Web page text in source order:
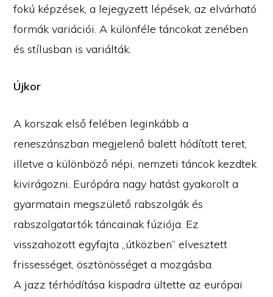
fokú képzések, a lejegyzett lépések, az elvárható
formák variációi. A különféle táncokat zenében
és stílusban is variálták.
Újkor
A korszak első felében leginkább a
reneszánszban megjelenő balett hódított teret,
illetve a különböző népi, nemzeti táncok kezdtek
kivirágozni. Európára nagy hatást gyakorolt a
gyarmatain megszülető rabszolgák és
rabszolgatartók táncainak fúziója. Ez
visszahozott egyfajta „útközben” elvesztett
frissességet, ösztönösséget a mozgásba.
A jazz térhódítása kispadra ültette az európai